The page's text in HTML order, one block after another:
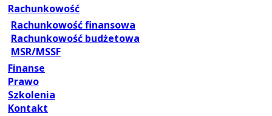
Rachunkowość
Rachunkowość finansowa
Rachunkowość budżetowa
MSR/MSSF
Finanse
Prawo
Szkolenia
Kontakt